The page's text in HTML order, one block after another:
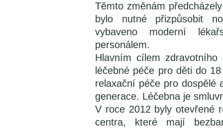
Těmto změnám
bylo nutné přizpůsobit
vybaveno moderní
personálem.
Hlavním cílem
léčebné péče pro děti do
relaxační péče pro dospělé
generace. Léčebna je
V roce 2012 byly otevřené
centra, které mají